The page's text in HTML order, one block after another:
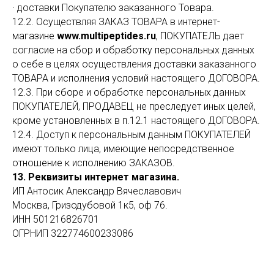
· доставки Покупателю заказанного Товара.
12.2. Осуществляя ЗАКАЗ ТОВАРА в интернет-
магазине www.multipeptides.ru, ПОКУПАТЕЛЬ дает
согласие на сбор и обработку персональных данных
о себе в целях осуществления доставки заказанного
ТОВАРА и исполнения условий настоящего ДОГОВОРА.
12.3. При сборе и обработке персональных данных
ПОКУПАТЕЛЕЙ, ПРОДАВЕЦ не преследует иных целей,
кроме установленных в п.12.1 настоящего ДОГОВОРА.
12.4. Доступ к персональным данным ПОКУПАТЕЛЕЙ
имеют только лица, имеющие непосредственное
отношение к исполнению ЗАКАЗОВ.
13. Реквизиты интернет магазина.
ИП Антосик Александр Вячеславович
Москва, Гризодубовой 1к5, оф 76.
ИНН 501216826701
ОГРНИП 322774600233086